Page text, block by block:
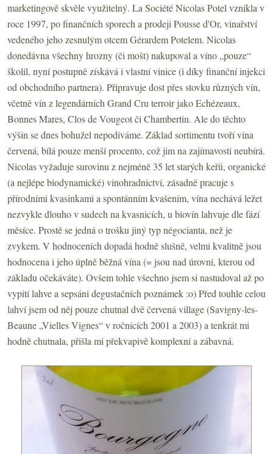
marketingově skvěle využitelný. La Société Nicolas Potel vznikla v
roce 1997, po finančních sporech a prodeji Pousse d'Or, vinařství
vedeného jeho zesnulým otcem Gérardem Potelem. Nicolas
donedávna všechny hrozny (či mošt) nakupoval a víno „pouze“
školil, nyní postupně získává i vlastní vinice (i díky finanční injekci
od obchodního partnera). Připravuje dost přes stovku různých vín,
včetně vín z legendárních Grand Cru terroir jako Echézeaux,
Bonnes Mares, Clos de Vougeot či Chambertin. Ale do těchto
výšin se dnes bohužel nepodíváme. Základ sortimentu tvoří vína
červená, bílá pouze menší procento, což jim na zajímavosti neubírá.
Nicolas vyžaduje surovinu z nejméně 35 let starých keřů, organické
(a nejlépe biodynamické) vinohradnictví, zásadně pracuje s
přírodními kvasinkami a spontánním kvašením, vína nechává ležet
nezvykle dlouho v sudech na kvasnicích, u biovín lahvuje dle fází
měsíce. Prostě se jedná o trošku jiný typ négocianta, než je
zvykem. V hodnoceních dopadá hodně slušně, velmi kvalitně jsou
hodnocena i jeho úplně běžná vína (= jsou nad úrovní, kterou od
základu očekáváte). Ovšem tohle všechno jsem si nastudoval až po
vypití lahve a sepsáni degustačních poznámek :o) Před touhle celou
lahví jsem od něj pouze chutnal dvě červená village (Savigny-les-
Beaune „Vielles Vignes“ v ročnících 2001 a 2003) a tenkrát mi
hodně chutnala, přišla mi překvapivě komplexní a zábavná.